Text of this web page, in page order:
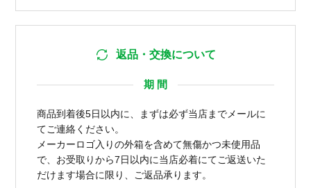
返品・交換について
期 間
商品到着後5日以内に、まずは必ず当店までメールに
てご連絡ください。
メーカーロゴ入りの外箱を含めて無傷かつ未使用品
で、お受取りから7日以内に当店必着にてご返送いた
だけます場合に限り、ご返品承ります。